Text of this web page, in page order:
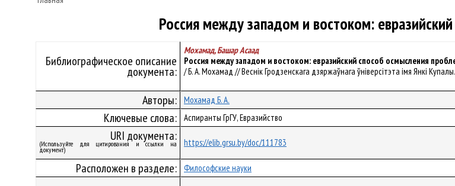
Россия между западом и востоком:
Библиографическое описание
документа:
Мохамад, Башар Асаад
Россия между западом и востоком: евразийский способ осмысления
/ Б. А. Мохамад // Веснік Гродзенскага дзяржаўнага ўніверсітэта імя Янкі
Авторы: Мохамад Б. А.
Ключевые слова: Аспиранты ГрГУ, Евразийство
URI документа:
(Используйте для цитирования и ссылки на
документ)
https://elib.grsu.by/doc/111783
Расположен в разделе: Философские науки